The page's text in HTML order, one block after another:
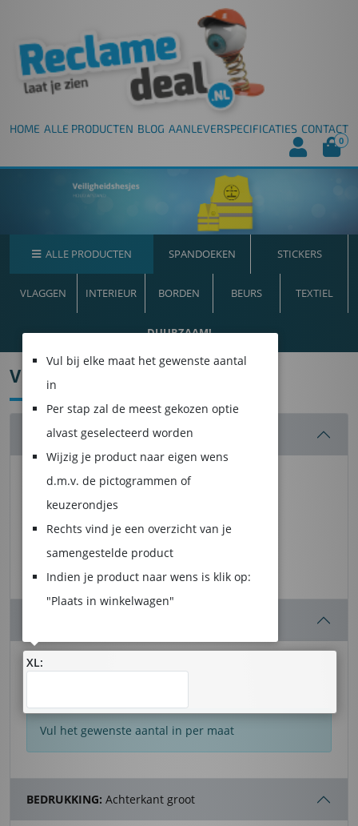
HOME ALLE PRODUCTEN BLOG AANLEVERSPECIFICATIES CONTACT
0
ALLE PRODUCTEN SPANDOEKEN STICKERS
VLAGGEN INTERIEUR BORDEN BEURS TEXTIEL
DUURZAAM!
VEILIGHEIDSHESJES
VEILIGHEIDSHESJES:Veiligheidshesjes Geel
Veiligheidshesjes
Geel
XL:
Vul het gewenste aantal in per maat
BEDRUKKING: Achterkant groot
Vul bij elke maat het gewenste aantal
in
Per stap zal de meest gekozen optie
alvast geselecteerd worden
Wijzig je product naar eigen wens
d.m.v. de pictogrammen of
keuzerondjes
Rechts vind je een overzicht van je
samengestelde product
Indien je product naar wens is klik op:
"Plaats in winkelwagen"